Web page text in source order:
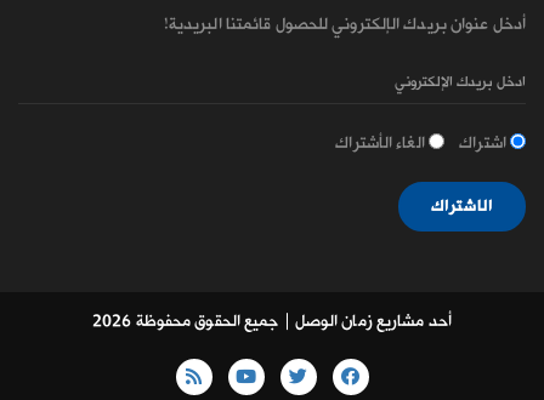
أدخل عنوان بريدك الإلكتروني للحصول قائمتنا البريدية!
اشتراك الغاء الأشتراك
الاشتراك
أحد مشاريع زمان الوصل | جميع الحقوق محفوظة 2026